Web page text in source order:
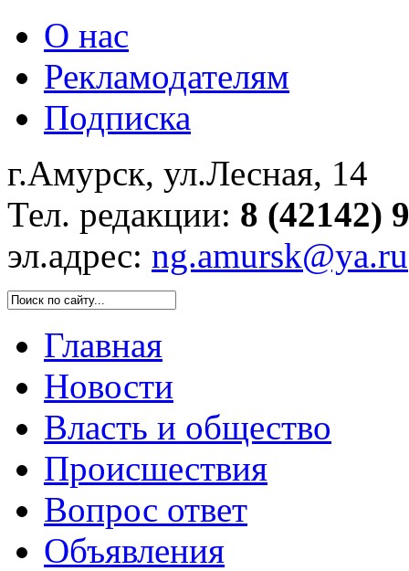
О нас
Рекламодателям
Подписка
г.Амурск, ул.Лесная, 14
Тел. редакции: 8 (42142)
эл.адрес: ng.amursk@ya.ru
Главная
Новости
Власть и общество
Происшествия
Вопрос ответ
Объявления